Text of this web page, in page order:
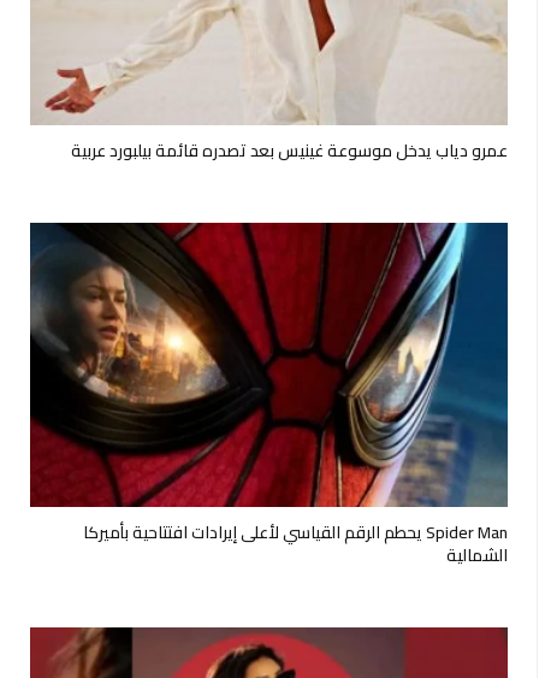
عمرو دياب يدخل موسوعة غينيس بعد تصدره قائمة بيلبورد عربية
Spider Man يحطم الرقم القياسي لأعلى إيرادات افتتاحية بأميركا
الشمالية